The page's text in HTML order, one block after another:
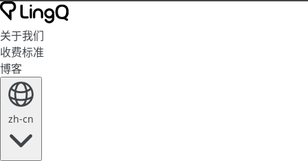
关于我们
收费标准
博客
zh-cn